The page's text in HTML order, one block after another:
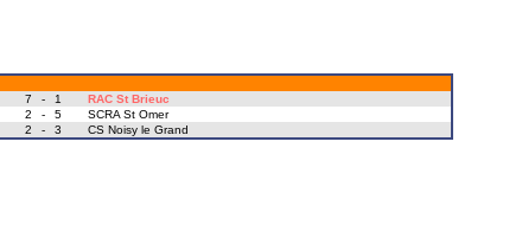
7 - 1
RAC St Brieuc
2 - 5
SCRA St Omer
2 - 3 CS Noisy le Grand